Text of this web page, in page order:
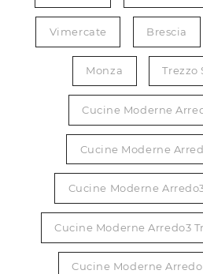
Vimercate Brescia
Monza Trezzo
Cucine Moderne
Cucine Moderne
Cucine Moderne
Cucine Moderne Arredo3
Cucine Moderne